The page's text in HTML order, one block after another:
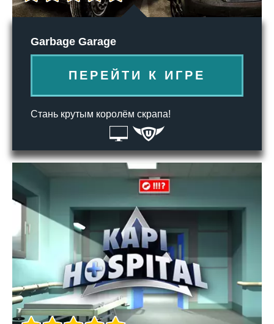
Garbage Garage
ПЕРЕЙТИ К ИГРЕ
Стань крутым королём скрапа!